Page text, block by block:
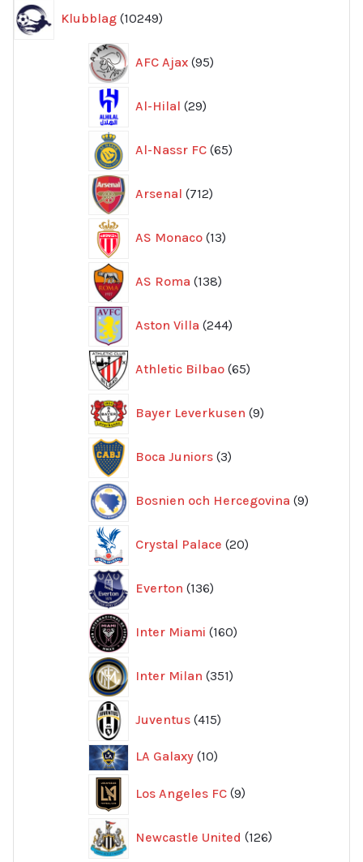
Klubblag 10249
produkter
AFC Ajax 95
produkter
Al-Hilal 29
produkter
Al-Nassr FC 65
produkter
Arsenal 712
produkter
AS Monaco 13
produkter
AS Roma 138
produkter
Aston Villa 244
produkter
Athletic Bilbao 65
produkter
Bayer Leverkusen 9
produkter
Boca Juniors 3
produkter
Bosnien och Hercegovina 9
produkter
Crystal Palace 20
produkter
Everton 136
produkter
Inter Miami 160
produkter
Inter Milan 351
produkter
Juventus 415
produkter
LA Galaxy 1010
Los Angeles FC 9
produkter
Newcastle United 126
produkter